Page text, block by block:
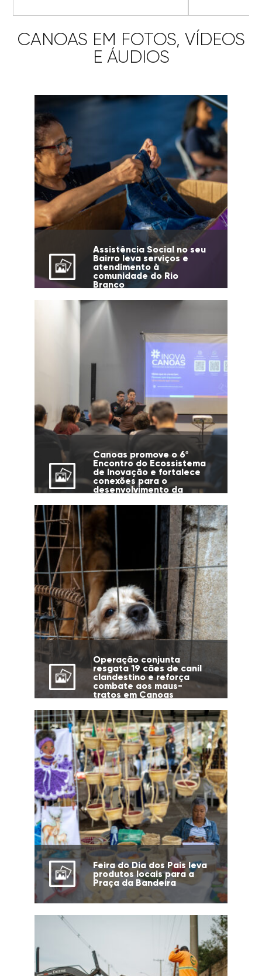
CANOAS EM FOTOS, VÍDEOS
E ÁUDIOS
Assistência Social no seu
Bairro leva serviços e
atendimento à
comunidade do Rio
Branco
Canoas promove o 6º
Encontro do Ecossistema
de Inovação e fortalece
conexões para o
desenvolvimento da
Operação conjunta
resgata 19 cães de canil
clandestino e reforça
combate aos maus-
tratos em Canoas
Feira do Dia dos Pais leva
produtos locais para a
Praça da Bandeira